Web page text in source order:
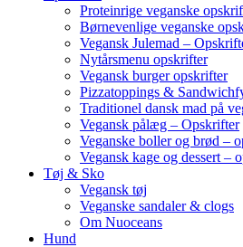
Proteinrige veganske
Børnevenlige veganske
Vegansk Julemad –
Nytårsmenu opskrifter
Vegansk burger opskrifter
Pizzatoppings &
Traditionel dansk mad på
Vegansk pålæg – Opskrifter
Veganske boller og brød –
Vegansk kage og dessert –
Tøj & Sko
Vegansk tøj
Veganske sandaler & clogs
Om Nuoceans
Hund